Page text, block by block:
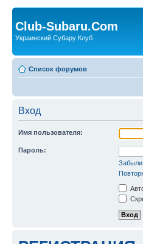
Club-Subaru.Com
Украинский Субару Клуб
Список форумов
Вход
Имя пользователя:
Пароль:
Забыли